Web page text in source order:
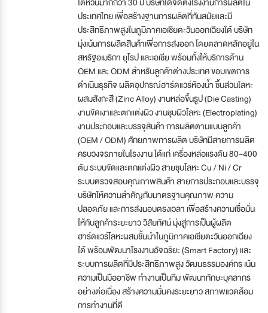
ประเทศไทย เพื่อสร้างฐานการผลิตที่ทันสมัยและมี
ประสิทธิภาพสูงในภูมิภาคเอเชียตะวันออกเฉียงใต้ บริษัท
มุ่งเน้นการผลิตสินค้าเพื่อการส่งออก โดยตลาดหลักอยู่ใน
สหรัฐอเมริกา ยุโรป และเอเชีย พร้อมทั้งให้บริการด้าน
OEM และ ODM สำหรับลูกค้าต่างประเทศ ขอบเขตการ
ดำเนินธุรกิจ ผลิตอุปกรณ์ฮาร์ดแวร์ห้องน้ำ ชิ้นส่วนโลหะ
ผสมสังกะสี (Zinc Alloy) งานหล่อขึ้นรูป (Die Casting)
งานขัดเงาและตกแต่งผิว งานชุบผิวโลหะ (Electroplating)
งานประกอบและบรรจุสินค้า การผลิตตามแบบลูกค้า
(OEM / ODM) ศักยภาพการผลิต บริษัทมีสายการผลิต
ครบวงจรภายในโรงงาน ได้แก่ เครื่องหล่อแรงดัน 80–400
ตัน ระบบขัดและตกแต่งผิว สายชุบโลหะ Cu / Ni / Cr
ระบบตรวจสอบคุณภาพสินค้า สายการประกอบและบรรจุ
บริษัทให้ความสำคัญกับมาตรฐานคุณภาพ ความ
ปลอดภัย และการส่งมอบตรงเวลา เพื่อสร้างความเชื่อมั่น
ให้กับลูกค้าระยะยาว วิสัยทัศน์ มุ่งสู่การเป็นผู้ผลิต
ฮาร์ดแวร์โลหะผสมชั้นนำในภูมิภาคเอเชียตะวันออกเฉียง
ใต้ พร้อมพัฒนาโรงงานอัจฉริยะ (Smart Factory) และ
ระบบการผลิตที่มีประสิทธิภาพสูง วัฒนธรรมองค์กร เน้น
ความเป็นมืออาชีพ ทำงานเป็นทีม พัฒนาทักษะบุคลากร
อย่างต่อเนื่อง สร้างความมั่นคงระยะยาว สภาพแวดล้อม
การทำงานที่ดี